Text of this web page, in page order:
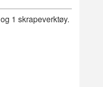
1 skrapeverktøy.